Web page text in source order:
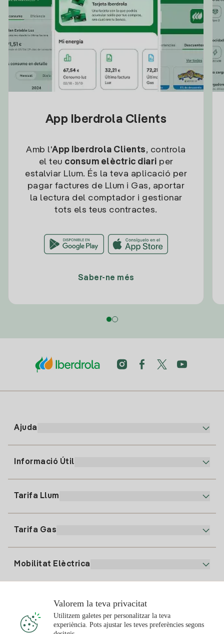
App Iberdrola Clients
Amb l'App Iberdrola Clients, controla
el teu consum elèctric diari per
estalviar Llum. És la teva aplicació per
pagar factures de Llum i Gas, aportar
la lectura del comptador i gestionar
tots els teus contractes.
Saber-ne més
Ajuda
91 919 52 73
clientes@tuiberdrola.es
Informació Útil
Alta Gas
Tarifa Llum
Tarifa Gas
Mobilitat Elèctrica
Punts de Recàrrega
Valorem la teva privacitat
Utilitzem galetes per personalitzar la teva
experiència. Pots ajustar les teves preferències segons